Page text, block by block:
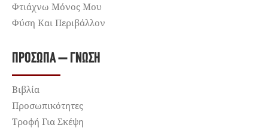
Φτιάχνω Μόνος Μου
Φύση Και Περιβάλλον
ΠΡΌΣΩΠΑ – ΓΝΏΣΗ
Βιβλία
Προσωπικότητες
Τροφή Για Σκέψη